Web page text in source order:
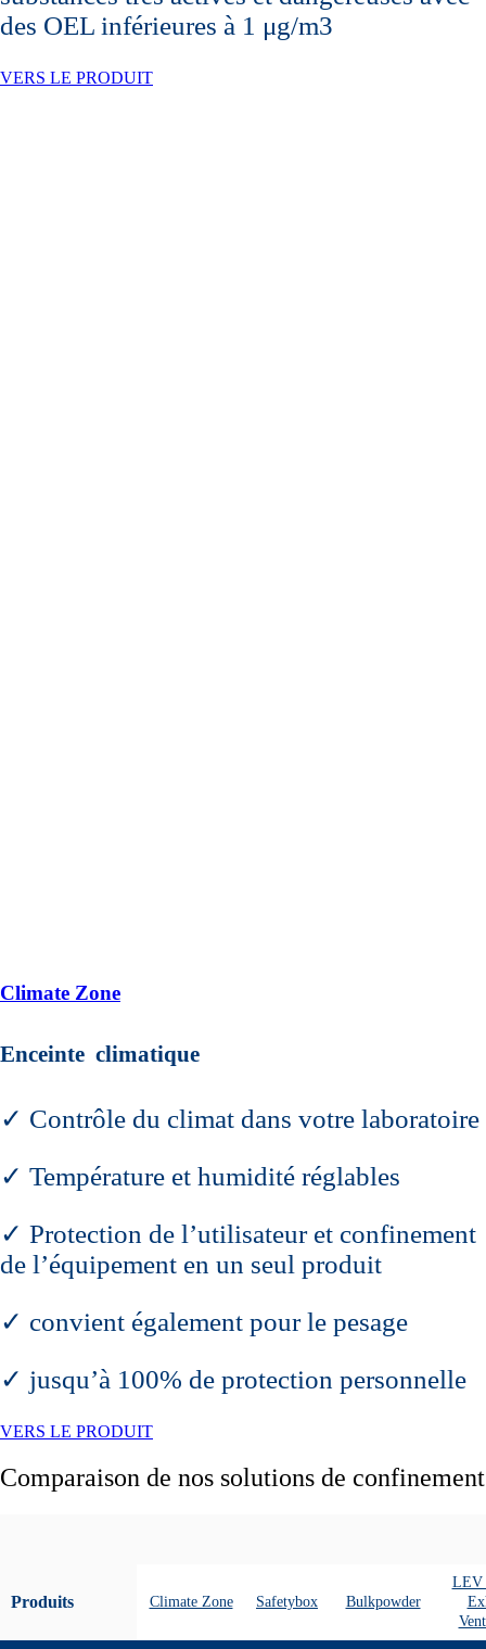
des OEL inférieures à 1 μg/m3
VERS LE PRODUIT
Climate Zone
Enceinte climatique
✓ Contrôle du climat dans votre laboratoire
✓ Température et humidité réglables
✓ Protection de l’utilisateur et confinement
de l’équipement en un seul produit
✓ convient également pour le pesage
✓ jusqu’à 100% de protection personnelle
VERS LE PRODUIT
Comparaison de nos solutions de confinement
Produits Climate Zone Safetybox Bulkpowder
LEV